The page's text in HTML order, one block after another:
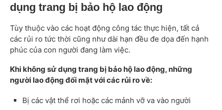
dụng trang bị bảo hộ lao động
Tùy thuộc vào các hoạt động công tác thực hiện, tất cả
các rủi ro tức thời cũng như dài hạn đều đe dọa đến hạnh
phúc của con người đang làm việc.
Khi không sử dụng trang bị bảo hộ lao động, những
người lao động đối mặt với các rủi ro về:
Bị các vật thể rơi hoặc các mảnh vỡ va vào người